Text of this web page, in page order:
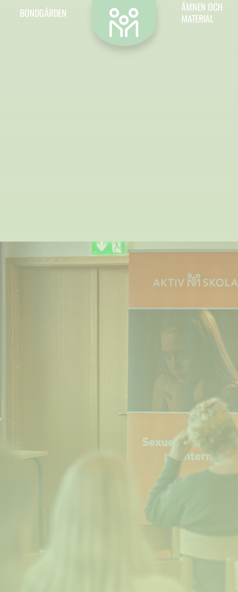
BONDGÅRDEN
ÄMNEN OCH
MATERIAL
Vill du kontakta oss? Då är det hit du ska.